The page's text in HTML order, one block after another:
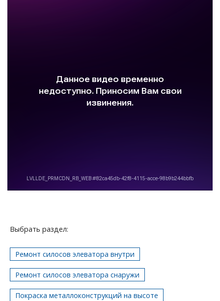
Выбрать раздел:
Ремонт силосов элеватора внутри
Ремонт силосов элеватора снаружи
Покраска металлоконструкций на высоте